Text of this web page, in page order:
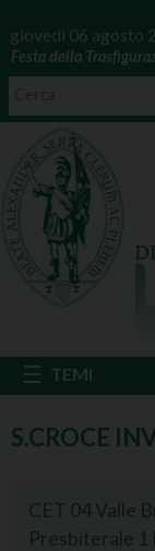
giovedì 06 agosto
Festa della
S.CROCE
CET 04 Valle
Presbiterale 1